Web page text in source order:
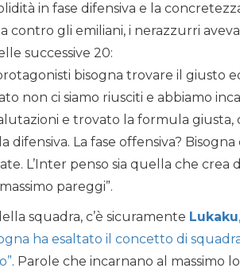
in fase difensiva e la
contro gli emiliani, i nerazzurri
successive 20:
bisogna trovare il giusto
non ci siamo riusciti e abbiamo
e trovato la formula giusta,
difensiva. La fase offensiva?
L’Inter penso sia quella che crea
pareggi”.
squadra, c’è sicuramente Lukaku
ha esaltato il concetto di
. Parole che incarnano al massimo